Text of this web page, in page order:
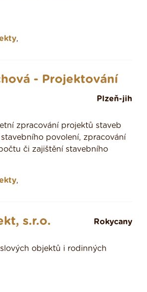
,
- Projektování
Plzeň-jih
zpracování projektů staveb
povolení, zpracování
či zajištění stavebního
,
s.r.o. Rokycany
objektů i rodinných